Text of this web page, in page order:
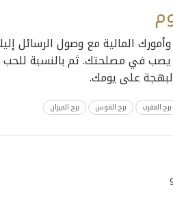
المالية مع وصول الرسائل
في مصلحتك. ثم بالنسبة للحب
على يومك.
برج العقرب برج القوس برج الميزان